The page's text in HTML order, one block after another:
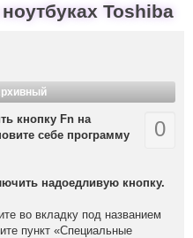
Toshiba
0
кнопку Fn на
себе программу
надоедливую кнопку.
во вкладку под названием
пункт «Специальные